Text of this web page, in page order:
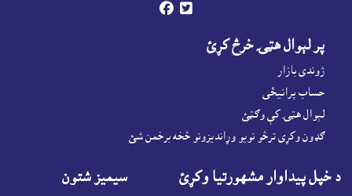
 
پر لېوال هټۍ خرڅ کړئ
ژوندى بازار
حساب پرانيځى
لېوال هټۍ کې وګټئ
ګډون وکړى ترڅو نويو وړانديزونو څخه برخمن شئ
د خپل پيداوار مشهورتيا وکړئ سيميز شتون